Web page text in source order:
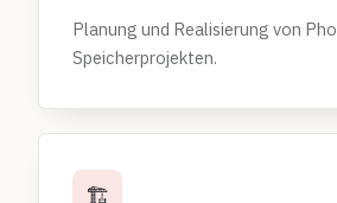
Planung und Realisierung von
Speicherprojekten.
🏗️